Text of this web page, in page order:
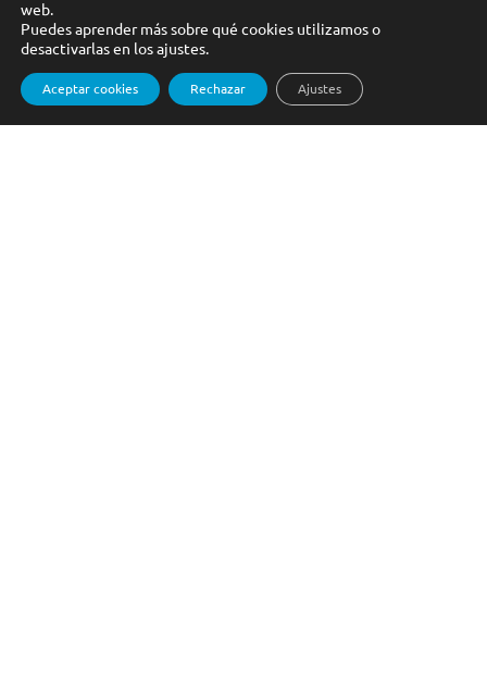
Alcalá de Henares
web.
Puedes aprender más sobre qué cookies utilizamos o
desactivarlas en los ajustes.
Aceptar cookies Rechazar Ajustes